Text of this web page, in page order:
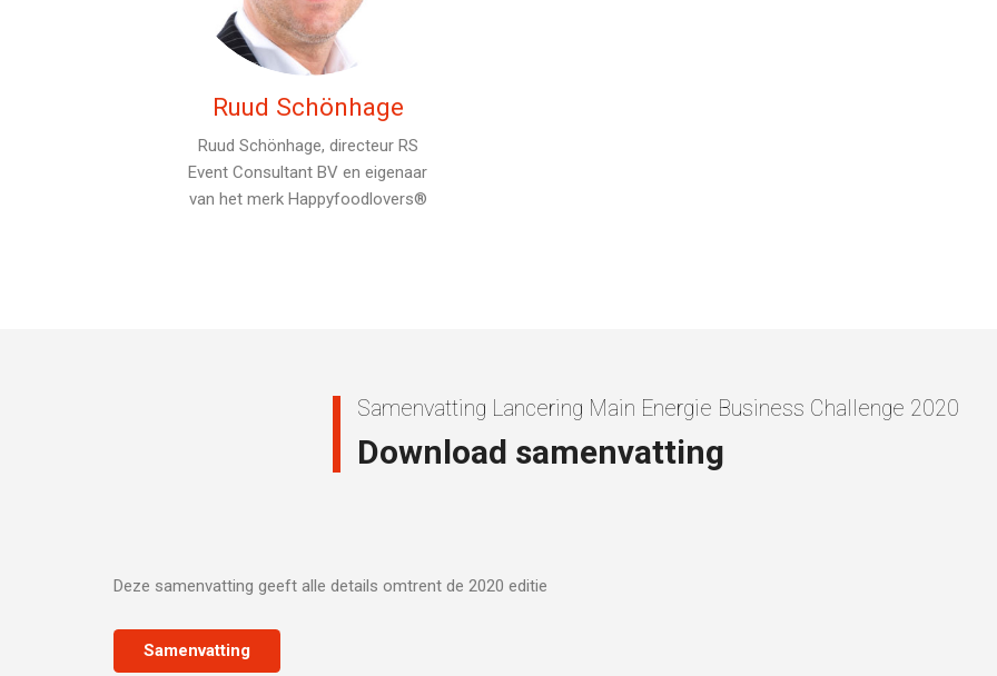
Ruud Schönhage
Ruud Schönhage, directeur RS
Event Consultant BV en eigenaar
van het merk Happyfoodlovers®
Samenvatting Lancering Main Energie Business Challenge 2020
Download samenvatting
Deze samenvatting geeft alle details omtrent de 2020 editie
Samenvatting